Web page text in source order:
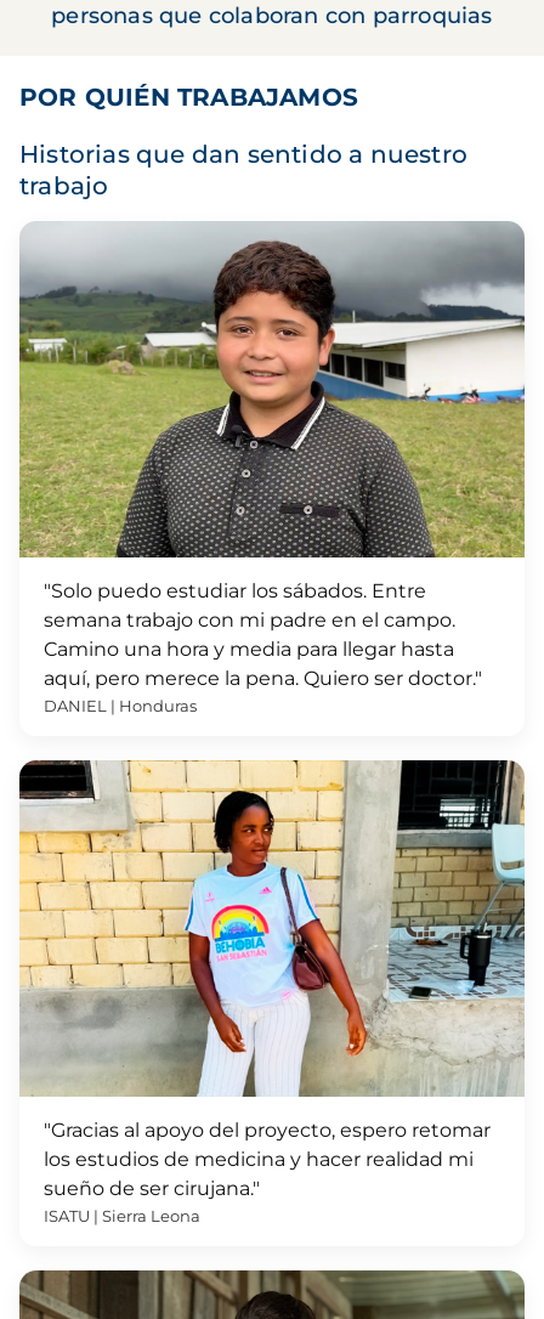
personas que colaboran con parroquias
POR QUIÉN TRABAJAMOS
Historias que dan sentido a nuestro
trabajo
"Solo puedo estudiar los sábados. Entre
semana trabajo con mi padre en el campo.
Camino una hora y media para llegar hasta
aquí, pero merece la pena. Quiero ser doctor."
DANIEL | Honduras
"Gracias al apoyo del proyecto, espero retomar
los estudios de medicina y hacer realidad mi
sueño de ser cirujana."
ISATU | Sierra Leona